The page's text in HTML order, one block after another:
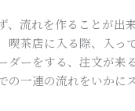
、流れを作ることが出
喫茶店に入る際、入っ
ダーをする、注文が来
の一連の流れをいかに